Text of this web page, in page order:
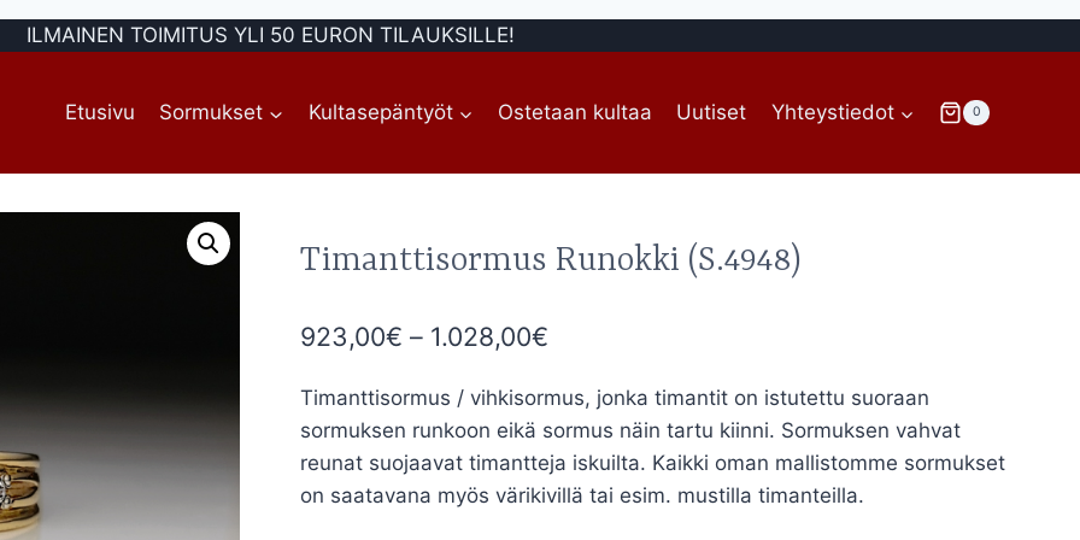
ILMAINEN TOIMITUS YLI 50 EURON TILAUKSILLE!
Etusivu Sormukset Kultasepäntyöt Ostetaan kultaa Uutiset Yhteystiedot 0
Timanttisormus Runokki (S.4948)
923,00€ – 1.028,00€Hintaluokka:
1.028,00€
Timanttisormus / vihkisormus, jonka timantit on istutettu suoraan
sormuksen runkoon eikä sormus näin tartu kiinni. Sormuksen vahvat
reunat suojaavat timantteja iskuilta. Kaikki oman mallistomme sormukset
on saatavana myös värikivillä tai esim. mustilla timanteilla.